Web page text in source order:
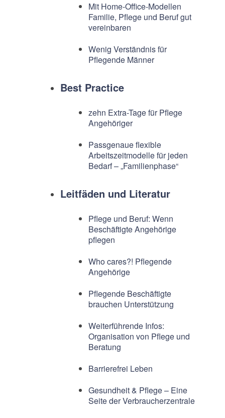
Mit Home-Office-Modellen
Familie, Pflege und Beruf gut
vereinbaren
Wenig Verständnis für
Pflegende Männer
Best Practice
zehn Extra-Tage für Pflege
Angehöriger
Passgenaue flexible
Arbeitszeitmodelle für jeden
Bedarf – „Familienphase“
Leitfäden und Literatur
Pflege und Beruf: Wenn
Beschäftigte Angehörige
pflegen
Who cares?! Pflegende
Angehörige
Pflegende Beschäftigte
brauchen Unterstützung
Weiterführende Infos:
Organisation von Pflege und
Beratung
Barrierefrei Leben
Gesundheit & Pflege – Eine
Seite der Verbraucherzentrale